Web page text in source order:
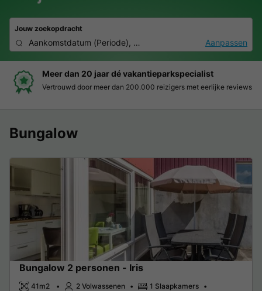
Jouw zoekopdracht
Aankomstdatum (Periode), 2 personen, 0 huisdierAanpassen
reviews
Boek eenvoudig en zonder stress
Duidelijke prijzen, moeiteloos boeken en veilige
Bungalow
Bungalow 2 personen - Iris
41m2 2 Volwassenen
1 Slaapkamers